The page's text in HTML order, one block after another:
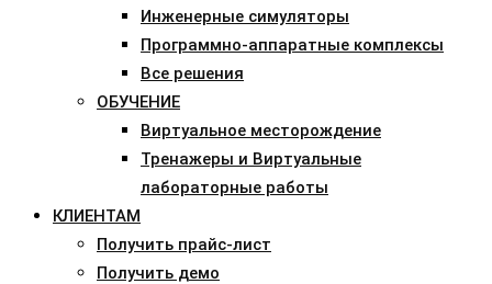
Инженерные симуляторы
Программно-аппаратные комплексы
Все решения
ОБУЧЕНИЕ
Виртуальное месторождение
Тренажеры и Виртуальные
лабораторные работы
КЛИЕНТАМ
Получить прайс-лист
Получить демо